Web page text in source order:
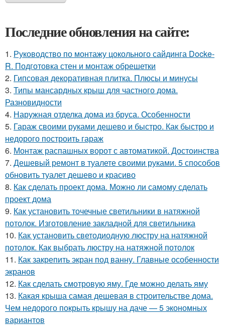
Последние обновления на сайте:
1. Руководство по монтажу цокольного сайдинга Docke-
R. Подготовка стен и монтаж обрешетки
2. Гипсовая декоративная плитка. Плюсы и минусы
3. Типы мансардных крыш для частного дома.
Разновидности
4. Наружная отделка дома из бруса. Особенности
5. Гараж своими руками дешево и быстро. Как быстро и
недорого построить гараж
6. Монтаж распашных ворот с автоматикой. Достоинства
7. Дешевый ремонт в туалете своими руками. 5 способов
обновить туалет дешево и красиво
8. Как сделать проект дома. Можно ли самому сделать
проект дома
9. Как установить точечные светильники в натяжной
потолок. Изготовление закладной для светильника
10. Как установить светодиодную люстру на натяжной
потолок. Как выбрать люстру на натяжной потолок
11. Как закрепить экран под ванну. Главные особенности
экранов
12. Как сделать смотровую яму. Где можно делать яму
13. Какая крыша самая дешевая в строительстве дома.
Чем недорого покрыть крышу на даче — 5 экономных
вариантов